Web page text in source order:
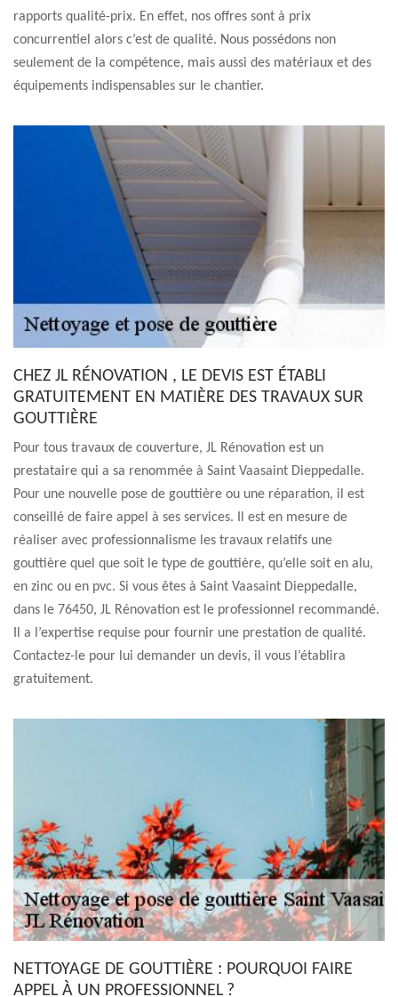
rapports qualité-prix. En effet, nos offres sont à prix
concurrentiel alors c’est de qualité. Nous possédons non
seulement de la compétence, mais aussi des matériaux et des
équipements indispensables sur le chantier.
CHEZ JL RÉNOVATION , LE DEVIS EST ÉTABLI
GRATUITEMENT EN MATIÈRE DES TRAVAUX SUR
GOUTTIÈRE
Pour tous travaux de couverture, JL Rénovation est un
prestataire qui a sa renommée à Saint Vaasaint Dieppedalle.
Pour une nouvelle pose de gouttière ou une réparation, il est
conseillé de faire appel à ses services. Il est en mesure de
réaliser avec professionnalisme les travaux relatifs une
gouttière quel que soit le type de gouttière, qu’elle soit en alu,
en zinc ou en pvc. Si vous êtes à Saint Vaasaint Dieppedalle,
dans le 76450, JL Rénovation est le professionnel recommandé.
Il a l’expertise requise pour fournir une prestation de qualité.
Contactez-le pour lui demander un devis, il vous l’établira
gratuitement.
NETTOYAGE DE GOUTTIÈRE : POURQUOI FAIRE
APPEL À UN PROFESSIONNEL ?